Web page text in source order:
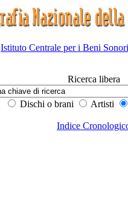
Istituto Centrale per i Beni
Ricerca libera
Dischi o brani Artisti
Indice